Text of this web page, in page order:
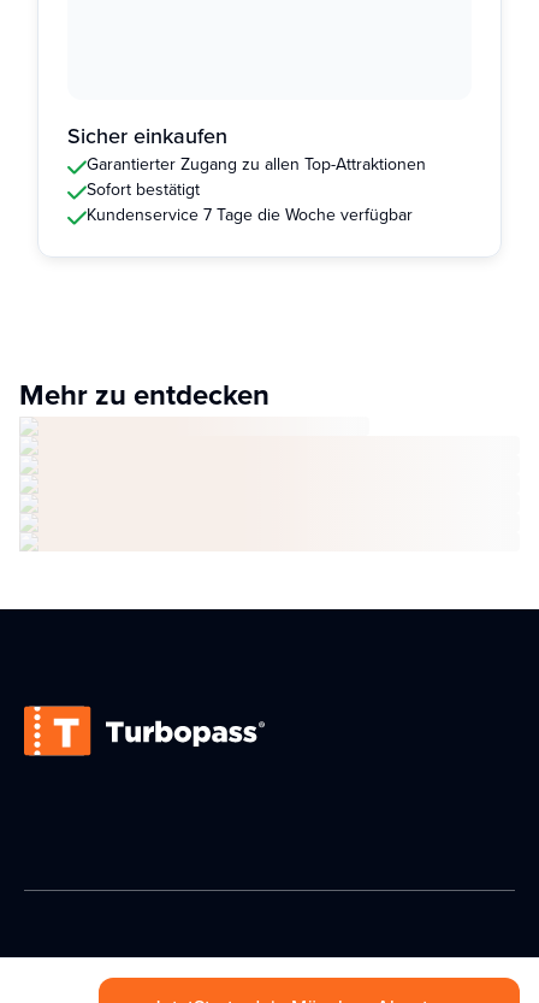
Sicher einkaufen
Garantierter Zugang zu allen Top-Attraktionen
Sofort bestätigt
Kundenservice 7 Tage die Woche verfügbar
Mehr zu entdecken